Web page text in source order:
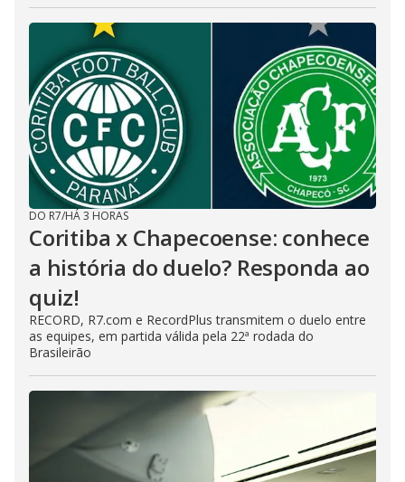
DO R7/HÁ 3 HORAS
Coritiba x Chapecoense: conhece
a história do duelo? Responda ao
quiz!
RECORD, R7.com e RecordPlus transmitem o duelo entre
as equipes, em partida válida pela 22ª rodada do
Brasileirão